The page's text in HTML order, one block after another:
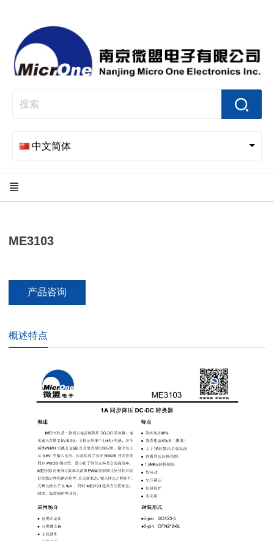
中文简体
ME3103
产品咨询
概述特点